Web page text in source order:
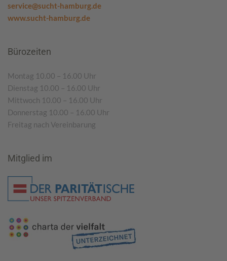
service@sucht-hamburg.de
www.sucht-hamburg.de
Bürozeiten
Montag 10.00 – 16.00 Uhr
Dienstag 10.00 – 16.00 Uhr
Mittwoch 10.00 – 16.00 Uhr
Donnerstag 10.00 – 16.00 Uhr
Freitag nach Vereinbarung
Mitglied im